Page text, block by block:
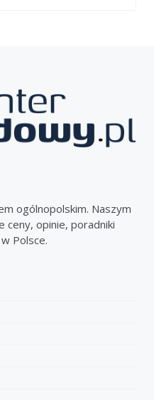
ogólnopolskim. Naszym
ceny, opinie, poradniki
Polsce.